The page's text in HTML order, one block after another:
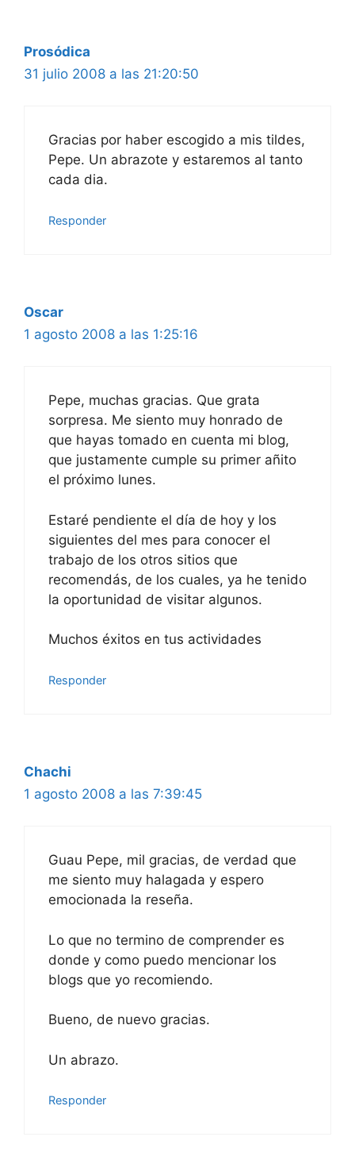
Prosódica
31 julio 2008 a las 21:20:50
Gracias por haber escogido a mis tildes,
Pepe. Un abrazote y estaremos al tanto
cada dia.
Responder
Oscar
1 agosto 2008 a las 1:25:16
Pepe, muchas gracias. Que grata
sorpresa. Me siento muy honrado de
que hayas tomado en cuenta mi blog,
que justamente cumple su primer añito
el próximo lunes.
Estaré pendiente el día de hoy y los
siguientes del mes para conocer el
trabajo de los otros sitios que
recomendás, de los cuales, ya he tenido
la oportunidad de visitar algunos.
Muchos éxitos en tus actividades
Responder
Chachi
1 agosto 2008 a las 7:39:45
Guau Pepe, mil gracias, de verdad que
me siento muy halagada y espero
emocionada la reseña.
Lo que no termino de comprender es
donde y como puedo mencionar los
blogs que yo recomiendo.
Bueno, de nuevo gracias.
Un abrazo.
Responder